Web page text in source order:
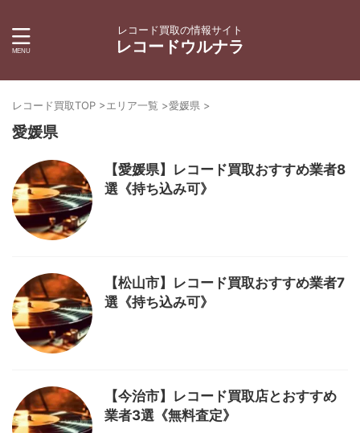
レコード買取の情報サイト
レコードウルナラ
レコード買取TOP >エリア一覧 >愛媛県 >
愛媛県
【愛媛県】レコード買取おすすめ業者8
選《持ち込み可》
【松山市】レコード買取おすすめ業者7
選《持ち込み可》
【今治市】レコード買取店とおすすめ
業者3選《無料査定》